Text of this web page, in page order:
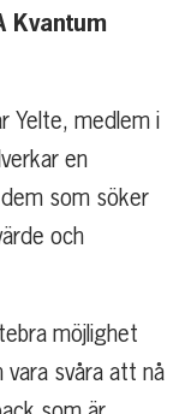
Kvantum
Yelte, medlem i
en
som söker
och
möjlighet
svåra att nå